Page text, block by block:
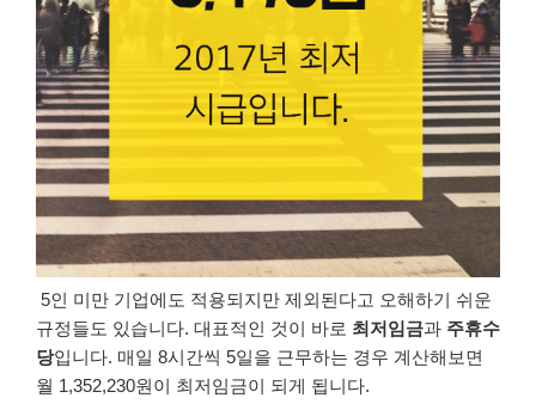
5인 미만 기업에도 적용되지만 제외된다고 오해하기 쉬운
규정들도 있습니다. 대표적인 것이 바로 최저임금과 주휴수
당입니다. 매일 8시간씩 5일을 근무하는 경우 계산해보면
월 1,352,230원이 최저임금이 되게 됩니다.